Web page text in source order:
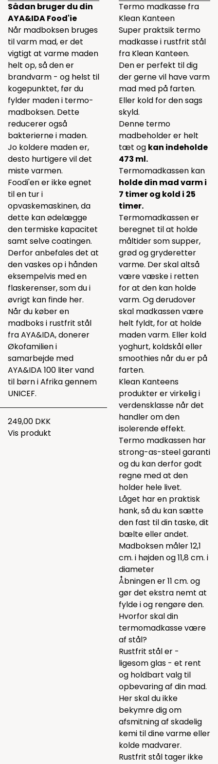
Sådan bruger du din
AYA&IDA Food'ie
Når madboksen bruges
til varm mad, er det
vigtigt at varme maden
helt op, så den er
brandvarm - og helst til
kogepunktet, før du
fylder maden i termo-
madboksen. Dette
reducerer også
bakterierne i maden.
Jo koldere maden er,
desto hurtigere vil det
miste varmen.
Foodi'en er ikke egnet
til en tur i
opvaskemaskinen, da
dette kan ødelægge
den termiske kapacitet
samt selve coatingen.
Derfor anbefales det at
den vaskes op i hånden
eksempelvis med en
flaskerenser, som du i
øvrigt kan finde her.
Når du køber en
madboks i rustfrit stål
fra AYA&IDA, donerer
Økofamilien i
samarbejde med
AYA&IDA 100 liter vand
til børn i Afrika gennem
UNICEF.
249,00 DKK
Vis produkt
Termo madkasse fra
Klean Kanteen
Super praktsik termo
madkasse i rustfrit stål
fra Klean Kanteen.
Den er perfekt til dig
der gerne vil have varm
mad med på farten.
Eller kold for den sags
skyld.
Denne termo
madbeholder er helt
tæt og kan indeholde
473 ml.
Termomadkassen kan
holde din mad varm i
7 timer og kold i 25
timer.
Termomadkassen er
beregnet til at holde
måltider som supper,
grød og gryderetter
varme. Der skal altså
være væske i retten
for at den kan holde
varm. Og derudover
skal madkassen være
helt fyldt, for at holde
maden varm. Eller kold
yoghurt, koldskål eller
smoothies når du er på
farten.
Klean Kanteens
produkter er virkelig i
verdensklasse når det
handler om den
isolerende effekt.
Termo madkassen har
strong-as-steel garanti
og du kan derfor godt
regne med at den
holder hele livet.
Låget har en praktisk
hank, så du kan sætte
den fast til din taske, dit
bælte eller andet.
Madboksen måler 12,1
cm. i højden og 11,8 cm. i
diameter
Åbningen er 11 cm. og
gør det ekstra nemt at
fylde i og rengøre den.
Hvorfor skal din
termomadkasse være
af stål?
Rustfrit stål er -
ligesom glas - et rent
og holdbart valg til
opbevaring af din mad.
Her skal du ikke
bekymre dig om
afsmitning af skadelig
kemi til dine varme eller
kolde madvarer.
Rustfrit stål tager ikke